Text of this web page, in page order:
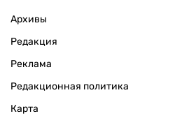
Архивы
Редакция
Реклама
Редакционная политика
Карта